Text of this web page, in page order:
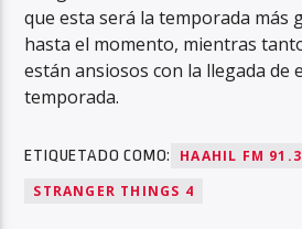
que esta será la temporada más
hasta el momento, mientras
están ansiosos con la llegada de
temporada.
ETIQUETADO COMO:
HAAHIL FM 91.3
STRANGER THINGS 4